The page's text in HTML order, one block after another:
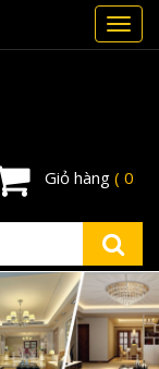
Giỏ hàng ( 0